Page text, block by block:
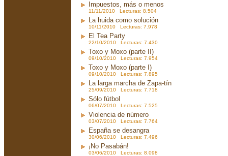
Impuestos, más o menos
11/11/2010 Lecturas: 8.504
La huida como solución
10/11/2010 Lecturas: 7.978
El Tea Party
22/10/2010 Lecturas: 7.430
Toxo y Moxo (parte II)
09/10/2010 Lecturas: 7.954
Toxo y Moxo (parte I)
09/10/2010 Lecturas: 7.895
La larga marcha de Zapa-tín
25/09/2010 Lecturas: 7.718
Sólo fútbol
06/07/2010 Lecturas: 7.525
Violencia de número
03/07/2010 Lecturas: 7.764
España se desangra
30/06/2010 Lecturas: 7.496
¡No Pasabán!
03/06/2010 Lecturas: 8.098